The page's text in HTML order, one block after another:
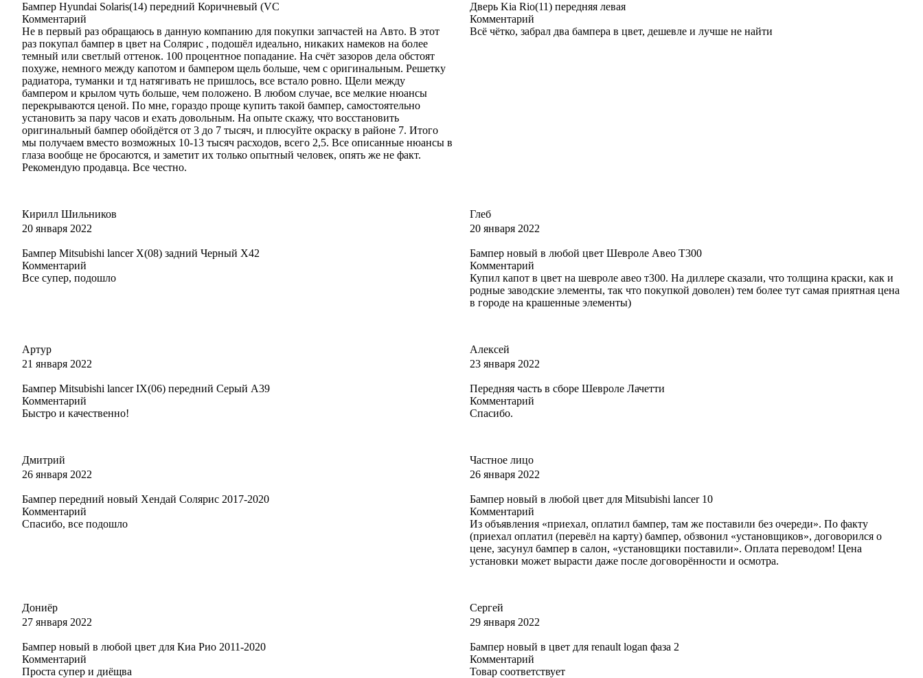
Бампер Hyundai Solaris(14) передний Коричневый (VC
Комментарий
Не в первый раз обращаюсь в данную компанию для покупки запчастей на Авто. В этот
раз покупал бампер в цвет на Солярис , подошёл идеально, никаких намеков на более
темный или светлый оттенок. 100 процентное попадание. На счёт зазоров дела обстоят
похуже, немного между капотом и бампером щель больше, чем с оригинальным. Решетку
радиатора, туманки и тд натягивать не пришлось, все встало ровно. Щели между
бампером и крылом чуть больше, чем положено. В любом случае, все мелкие нюансы
перекрываются ценой. По мне, гораздо проще купить такой бампер, самостоятельно
установить за пару часов и ехать довольным. На опыте скажу, что восстановить
оригинальный бампер обойдётся от 3 до 7 тысяч, и плюсуйте окраску в районе 7. Итого
мы получаем вместо возможных 10-13 тысяч расходов, всего 2,5. Все описанные нюансы в
глаза вообще не бросаются, и заметит их только опытный человек, опять же не факт.
Рекомендую продавца. Все честно.
Дверь Kia Rio(11) передняя левая
Комментарий
Всё чётко, забрал два бампера в цвет, дешевле и лучше не найти
Кирилл Шильников
20 января 2022
Бампер Mitsubishi lancer X(08) задний Черный X42
Комментарий
Все супер, подошло
Глеб
20 января 2022
Бампер новый в любой цвет Шевроле Авео Т300
Комментарий
Купил капот в цвет на шевроле авео т300. На диллере сказали, что толщина краски, как и
родные заводские элементы, так что покупкой доволен) тем более тут самая приятная цена
в городе на крашенные элементы)
Артур
21 января 2022
Бампер Mitsubishi lancer IX(06) передний Серый A39
Комментарий
Быстро и качественно!
Алексей
23 января 2022
Передняя часть в сборе Шевроле Лачетти
Комментарий
Спасибо.
Дмитрий
26 января 2022
Бампер передний новый Хендай Солярис 2017-2020
Комментарий
Спасибо, все подошло
Частное лицо
26 января 2022
Бампер новый в любой цвет для Mitsubishi lancer 10
Комментарий
Из объявления «приехал, оплатил бампер, там же поставили без очереди». По факту
(приехал оплатил (перевёл на карту) бампер, обзвонил «установщиков», договорился о
цене, засунул бампер в салон, «установщики поставили». Оплата переводом! Цена
установки может вырасти даже после договорённости и осмотра.
Дониёр
27 января 2022
Бампер новый в любой цвет для Киа Рио 2011-2020
Комментарий
Проста супер и диёщва
Сергей
29 января 2022
Бампер новый в цвет для renault logan фаза 2
Комментарий
Товар соответствует